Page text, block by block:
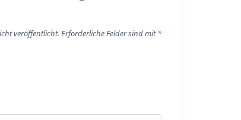
veröffentlicht. Erforderliche Felder sind mit*